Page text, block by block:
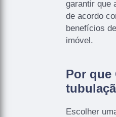
garantir que
de acordo
benefícios
imóvel.
Por que
Escolher